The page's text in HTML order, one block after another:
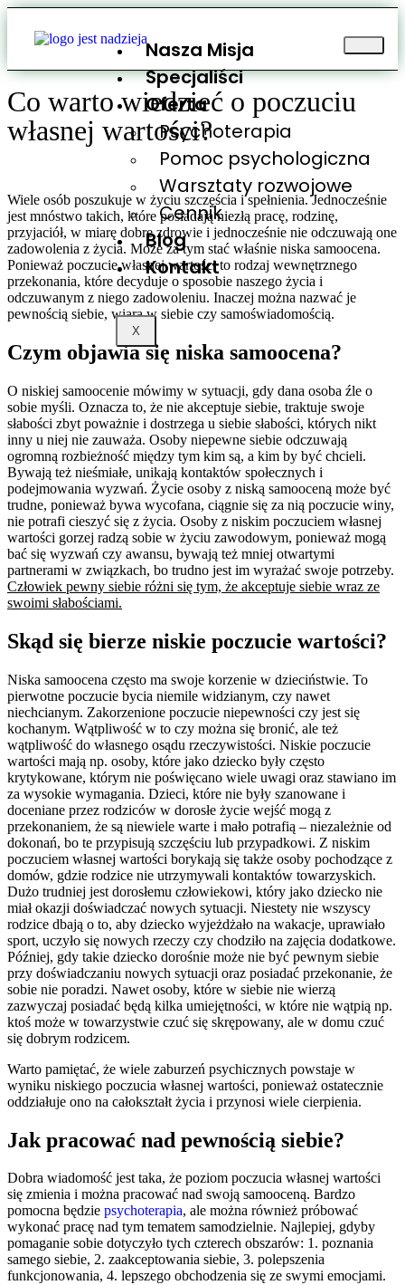
Nasza Misja
Specjaliści
Oferta
Psychoterapia
Pomoc psychologiczna
Warsztaty rozwojowe
Cennik
Blog
Kontakt
X
Co warto wiedzieć o poczuciu
własnej wartości?
Wiele osób poszukuje w życiu szczęścia i spełnienia. Jednocześnie
jest mnóstwo takich, które posiadają niezłą pracę, rodzinę,
przyjaciół, w miarę dobre zdrowie i jednocześnie nie odczuwają one
zadowolenia z życia. Może za tym stać właśnie niska samoocena.
Ponieważ poczucie własnej wartości to rodzaj wewnętrznego
przekonania, które decyduje o sposobie naszego życia i
odczuwanym z niego zadowoleniu. Inaczej można nazwać je
pewnością siebie, wiarą w siebie czy samoświadomością.
Czym objawia się niska samoocena?
O niskiej samoocenie mówimy w sytuacji, gdy dana osoba źle o
sobie myśli. Oznacza to, że nie akceptuje siebie, traktuje swoje
słabości zbyt poważnie i dostrzega u siebie słabości, których nikt
inny u niej nie zauważa. Osoby niepewne siebie odczuwają
ogromną rozbieżność między tym kim są, a kim by być chcieli.
Bywają też nieśmiałe, unikają kontaktów społecznych i
podejmowania wyzwań. Życie osoby z niską samooceną może być
trudne, ponieważ bywa wycofana, ciągnie się za nią poczucie winy,
nie potrafi cieszyć się z życia. Osoby z niskim poczuciem własnej
wartości gorzej radzą sobie w życiu zawodowym, ponieważ mogą
bać się wyzwań czy awansu, bywają też mniej otwartymi
partnerami w związkach, bo trudno jest im wyrażać swoje potrzeby.
Człowiek pewny siebie różni się tym, że akceptuje siebie wraz ze
swoimi słabościami.
Skąd się bierze niskie poczucie wartości?
Niska samoocena często ma swoje korzenie w dzieciństwie. To
pierwotne poczucie bycia niemile widzianym, czy nawet
niechcianym. Zakorzenione poczucie niepewności czy jest się
kochanym. Wątpliwość w to czy można się bronić, ale też
wątpliwość do własnego osądu rzeczywistości. Niskie poczucie
wartości mają np. osoby, które jako dziecko były często
krytykowane, którym nie poświęcano wiele uwagi oraz stawiano im
za wysokie wymagania. Dzieci, które nie były szanowane i
doceniane przez rodziców w dorosłe życie wejść mogą z
przekonaniem, że są niewiele warte i mało potrafią – niezależnie od
dokonań, bo te przypisują szczęściu lub przypadkowi. Z niskim
poczuciem własnej wartości borykają się także osoby pochodzące z
domów, gdzie rodzice nie utrzymywali kontaktów towarzyskich.
Dużo trudniej jest dorosłemu człowiekowi, który jako dziecko nie
miał okazji doświadczać nowych sytuacji. Niestety nie wszyscy
rodzice dbają o to, aby dziecko wyjeżdżało na wakacje, uprawiało
sport, uczyło się nowych rzeczy czy chodziło na zajęcia dodatkowe.
Później, gdy takie dziecko dorośnie może nie być pewnym siebie
przy doświadczaniu nowych sytuacji oraz posiadać przekonanie, że
sobie nie poradzi. Nawet osoby, które w siebie nie wierzą
zazwyczaj posiadać będą kilka umiejętności, w które nie wątpią np.
ktoś może w towarzystwie czuć się skrępowany, ale w domu czuć
się dobrym rodzicem.
Warto pamiętać, że wiele zaburzeń psychicznych powstaje w
wyniku niskiego poczucia własnej wartości, ponieważ ostatecznie
oddziałuje ono na całokształt życia i przynosi wiele cierpienia.
Jak pracować nad pewnością siebie?
Dobra wiadomość jest taka, że poziom poczucia własnej wartości
się zmienia i można pracować nad swoją samooceną. Bardzo
pomocna będzie psychoterapia, ale można również próbować
wykonać pracę nad tym tematem samodzielnie. Najlepiej, gdyby
pomaganie sobie dotyczyło tych czterech obszarów: 1. poznania
samego siebie, 2. zaakceptowania siebie, 3. polepszenia
funkcjonowania, 4. lepszego obchodzenia się ze swymi emocjami.